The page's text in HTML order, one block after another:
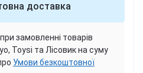
доставка
замовленні товарів
Toysi та Лісовик на суму
Умови безкоштовної